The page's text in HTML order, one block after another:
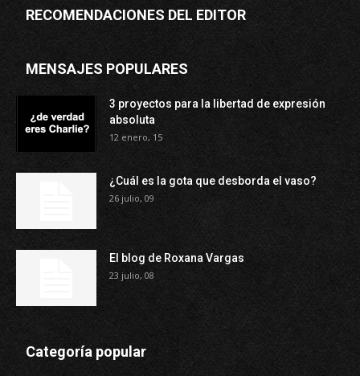
RECOMENDACIONES DEL EDITOR
MENSAJES POPULARES
3 proyectos para la libertad de expresión
absoluta
12 enero, 15
¿Cuál es la gota que desborda el vaso?
26 julio, 09
El blog de Roxana Vargas
23 julio, 08
Categoría popular